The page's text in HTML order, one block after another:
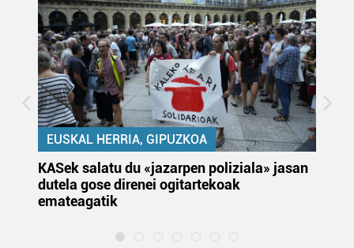
EUSKAL HERRIA, GIPUZKOA
KASek salatu du «jazarpen poliziala» jasan
dutela gose direnei ogitartekoak
emateagatik